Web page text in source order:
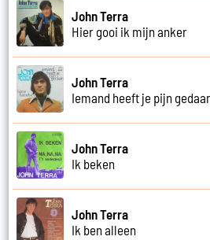
John Terra
Hier gooi ik mijn anker
John Terra
Iemand heeft je pijn
John Terra
Ik beken
John Terra
Ik ben alleen